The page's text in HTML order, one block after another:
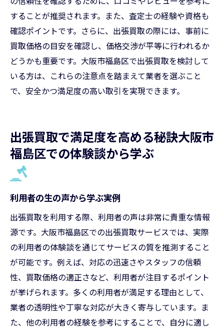
することが推奨されます。また、査定士の経験や資格も
確認ポイントです。さらに、出張買取の際には、事前に
買取価格の目安を確認し、価格交渉が平等に行われるか
どうかも重要です。大阪市福島区で出張買取を検討して
いる方は、これらの注意点を踏まえて業者を選ぶこと
で、安全かつ満足度の高い取引を実現できます。
出張買取で満足度を高める秘訣大阪市
福島区での体験談から学ぶ
利用者の生の声から学ぶ実例
出張買取を利用する際、利用者の声は非常に貴重な情報
源です。大阪市福島区での出張買取サービスでは、実際
の利用者の体験談を通じてサービスの質を推測すること
が可能です。例えば、対応の迅速さやスタッフの信頼
性、買取価格の適正さなど、利用者が注目するポイント
が挙げられます。多くの利用者が満足する理由として、
業者の透明性や丁寧な対応が大きく寄与しています。ま
た、他の利用者の経験を参考にすることで、自分に適し